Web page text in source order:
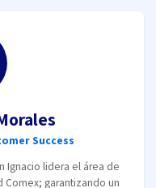
Success
Ignacio lidera el área de
Comex; garantizando un